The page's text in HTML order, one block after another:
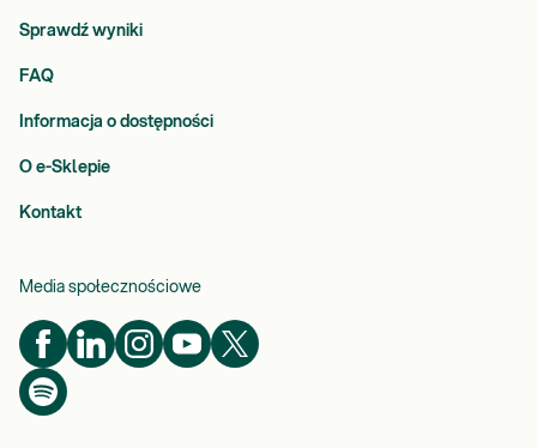
Sprawdź wyniki
FAQ
Informacja o dostępności
O e-Sklepie
Kontakt
Media społecznościowe